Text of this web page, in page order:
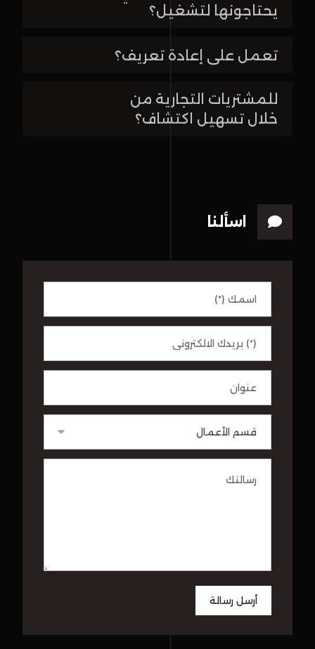
يحتاجونها لتشغيل؟
تعمل على إعادة تعريف؟
للمشتريات التجارية من
خلال تسهيل اكتشاف؟
اسألنا